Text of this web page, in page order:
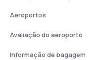
Aeroportos
Avaliação do aeroporto
Informação de bagagem